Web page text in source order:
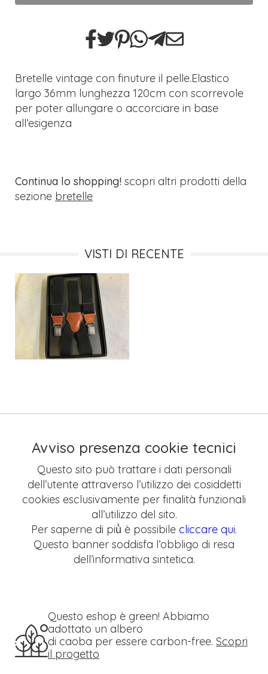
Bretelle vintage con finuture il pelle.Elastico
largo 36mm lunghezza 120cm con scorrevole
per poter allungare o accorciare in base
all’esigenza
Continua lo shopping! scopri altri prodotti della
sezione bretelle
VISTI DI RECENTE
Avviso presenza cookie tecnici
Questo sito può trattare i dati personali
dell’utente attraverso l’utilizzo dei cosiddetti
cookies esclusivamente per finalità funzionali
all’utilizzo del sito.
Per saperne di più̀ è possibile cliccare qui.
Questo banner soddisfa l’obbligo di resa
dell’informativa sintetica.
Questo eshop è green! Abbiamo
adottato un albero
di caoba per essere carbon-free. Scopri
il progetto